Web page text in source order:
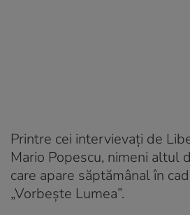
Printre cei intervievați de
Mario Popescu, nimeni altul
care apare săptămânal în
„Vorbește Lumea”.